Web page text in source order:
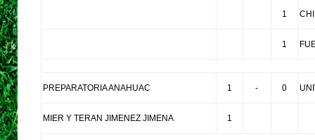
1
1
PREPARATORIA ANAHUAC 1 - 0
MIER Y TERAN JIMENEZ JIMENA 1